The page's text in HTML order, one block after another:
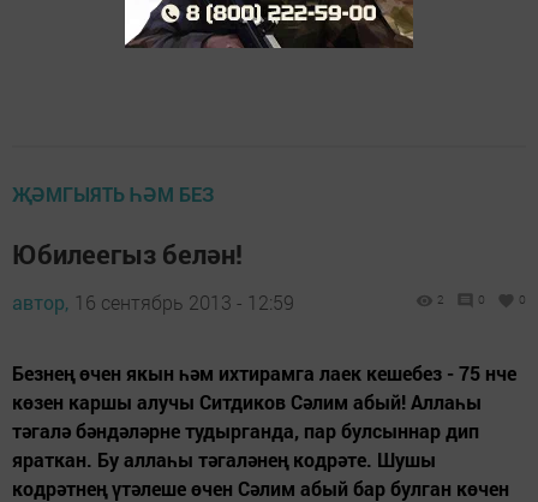
ҖӘМГЫЯТЬ ҺӘМ БЕЗ
Юбилеегыз белән!
автор, 16 сентябрь 2013 - 12:59 2 0 0
Безнең өчен якын һәм ихтирамга лаек кешебез - 75 нче
көзен каршы алучы Ситдиков Сәлим абый! Аллаһы
тәгалә бәндәләрне тудырганда, пар булсыннар дип
яраткан. Бу аллаһы тәгаләнең кодрәте. Шушы
кодрәтнең үтәлеше өчен Сәлим абый бар булган көчен